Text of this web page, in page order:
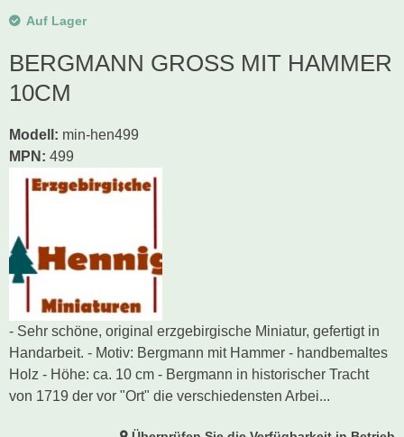
Auf Lager
BERGMANN GROSS MIT HAMMER 1
0CM
Modell : min-hen499
MPN: 499
- Sehr schöne, original erzgebirgische Miniatur, gefertigt in
Handarbeit. - Motiv: Bergmann mit Hammer - handbemaltes
Holz - Höhe: ca. 10 cm - Bergmann in historischer Tracht
von 1719 der vor "Ort" die verschiedensten Arbei...